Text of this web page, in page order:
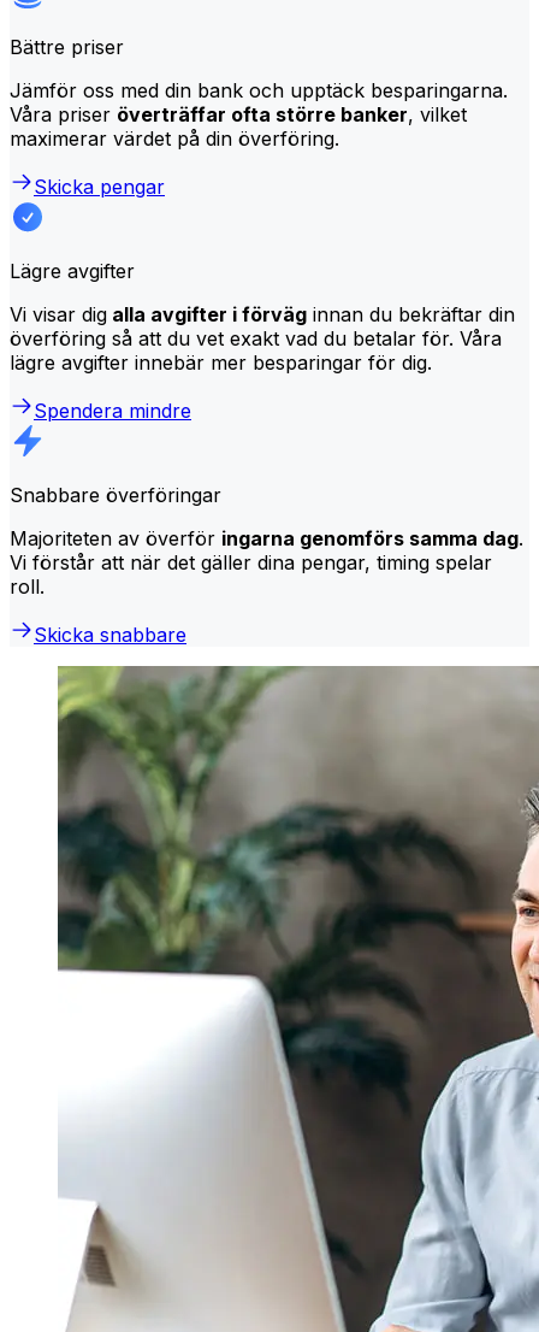
Bättre priser
Jämför oss med din bank och upptäck besparingarna.
Våra priser överträffar ofta större banker, vilket
maximerar värdet på din överföring.
Skicka pengar
Lägre avgifter
Vi visar dig alla avgifter i förväg innan du bekräftar din
överföring så att du vet exakt vad du betalar för. Våra
lägre avgifter innebär mer besparingar för dig.
Spendera mindre
Snabbare överföringar
Majoriteten av överför ingarna genomförs samma dag.
Vi förstår att när det gäller dina pengar, timing spelar
roll.
Skicka snabbare